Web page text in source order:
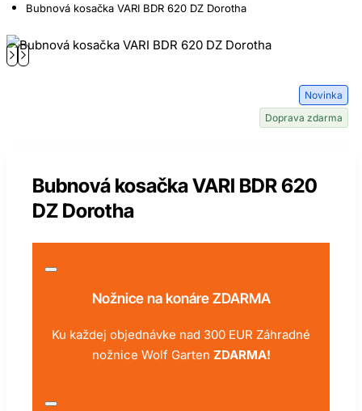
Bubnová kosačka VARI BDR 620 DZ Dorotha
Novinka
Doprava zdarma
Bubnová kosačka VARI BDR 620
DZ Dorotha
Nožnice na konáre ZDARMA
Ku každej objednávke nad 300 EUR Záhradné
nožnice Wolf Garten ZDARMA!